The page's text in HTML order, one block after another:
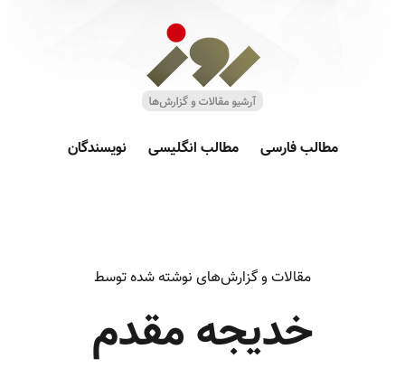
مطالب فارسی مطالب انگلیسی نویسندگان
مقالات و گزارش‌های نوشته شده توسط
خديجه مقدم